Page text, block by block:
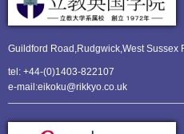
Guildford Road,Rudgwick,West Sussex
tel: +44-(0)1403-822107
e-mail:eikoku@rikkyo.co.uk